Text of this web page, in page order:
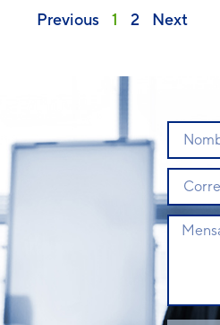
Previous 1 2 Next